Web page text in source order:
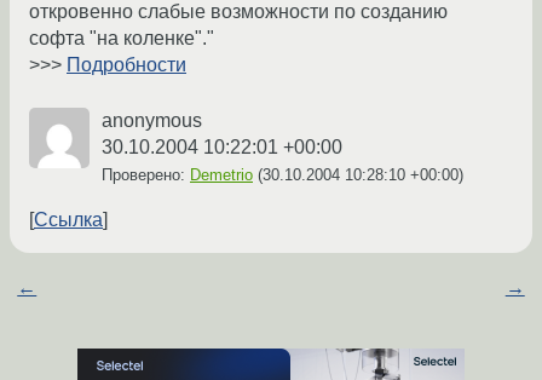
откровенно слабые возможности по созданию
софта "на коленке"."
>>> Подробности
anonymous
30.10.2004 10:22:01 +00:00
Проверено: Demetrio (30.10.2004 10:28:10 +00:00)
Ссылка
← →